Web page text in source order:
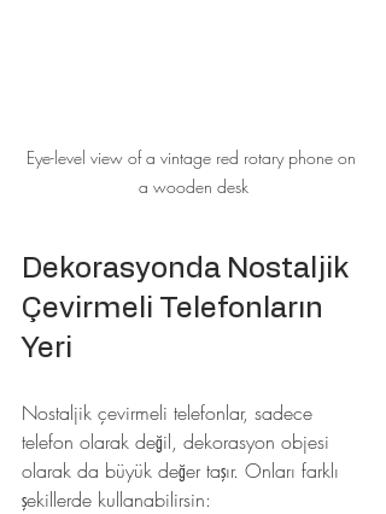
Eye-level view of a vintage red rotary phone on
a wooden desk
Dekorasyonda Nostaljik
Çevirmeli Telefonların
Yeri
Nostaljik çevirmeli telefonlar, sadece
telefon olarak değil, dekorasyon objesi
olarak da büyük değer taşır. Onları farklı
şekillerde kullanabilirsin: